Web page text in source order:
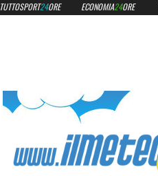
TUTTOSPORT24ORE ECONOMIA24ORE